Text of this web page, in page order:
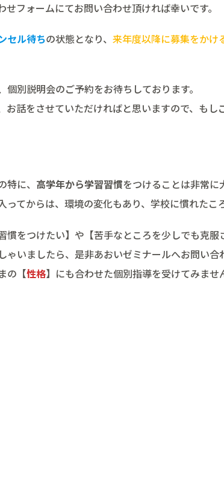
フォームにてお問い合わせ頂ければ幸いです。
セル待ちの状態となり、 来年度以降に募集をかけ
別説明会のご予約をお待ちしております。
話をさせていただければと思いますので、も
特に、 高学年から学習習慣をつけることは非常に
ってからは、環境の変化もあり、学校に慣れたこ
習慣をつけたい】や【苦手なところを少しでも克
ゃいましたら、是非あおいゼミナールへお問い合
の【性格】にも合わせた個別指導を受けてみませ